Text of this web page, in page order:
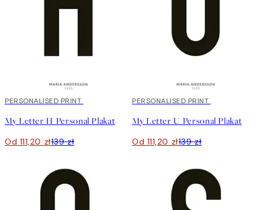
20%*
PERSONALISED PRINT
My Letter H Personal Plakat
Od 111,20 zł139 zł
20%*
PERSONALISED PRINT
My Letter U Personal Plakat
Od 111,20 zł139 zł